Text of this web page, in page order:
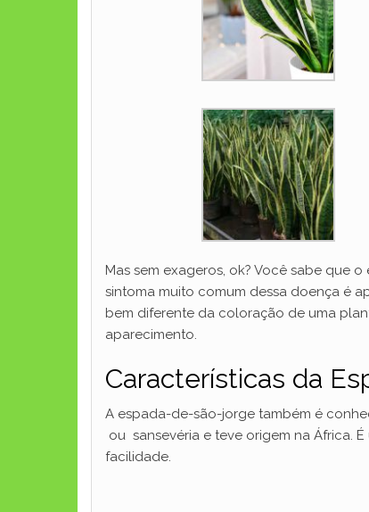
Mas sem exageros, ok? Você sabe que
sintoma muito comum dessa doença é
bem diferente da coloração de uma
aparecimento.
Características da
A espada-de-são-jorge também é
ou sansevéria e teve origem na África.
facilidade.